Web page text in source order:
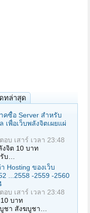
ทล่าสุด
คซื้อ Server สำหรับ
เพื่อเว็บพลังจิตเผยแผ่
ตอบ เสาร์ เวลา 23:48
จิต 10 บาท
บ…
Hosting ของเว็บ
...2558 -2559 -2560
ตอบ เสาร์ เวลา 23:48
บาท
ชา สังฆบูชา…